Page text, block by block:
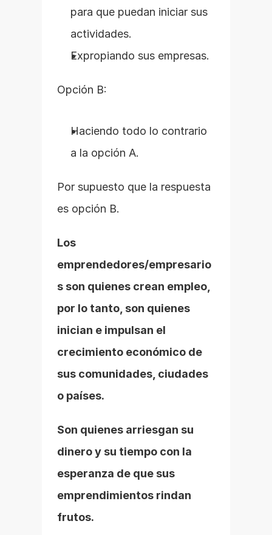
para que puedan iniciar sus
actividades.
Expropiando sus empresas.
Opción B:
Haciendo todo lo contrario
a la opción A.
Por supuesto que la respuesta
es opción B.
Los
emprendedores/empresario
s son quienes crean empleo,
por lo tanto, son quienes
inician e impulsan el
crecimiento económico de
sus comunidades, ciudades
o países.
Son quienes arriesgan su
dinero y su tiempo con la
esperanza de que sus
emprendimientos rindan
frutos.